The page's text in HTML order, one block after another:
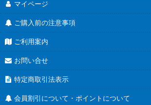
マイページ
ご購入前の注意事項
ご利用案内
お問い合せ
特定商取引法表示
会員割引について・ポイントについて